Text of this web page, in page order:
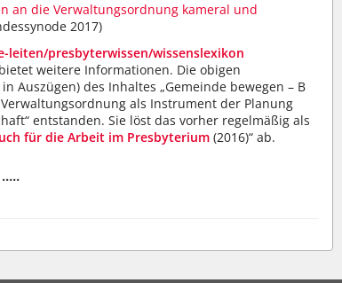
an die Verwaltungsordnung kameral und
2017)
leiten/presbyterwissen/wissenslexikon
weitere Informationen. Die obigen
Auszügen) des Inhaltes „Gemeinde bewegen – B
als Instrument der Planung
entstanden. Sie löst das vorher regelmäßig als
für die Arbeit im Presbyterium (2016)“ ab.
.....